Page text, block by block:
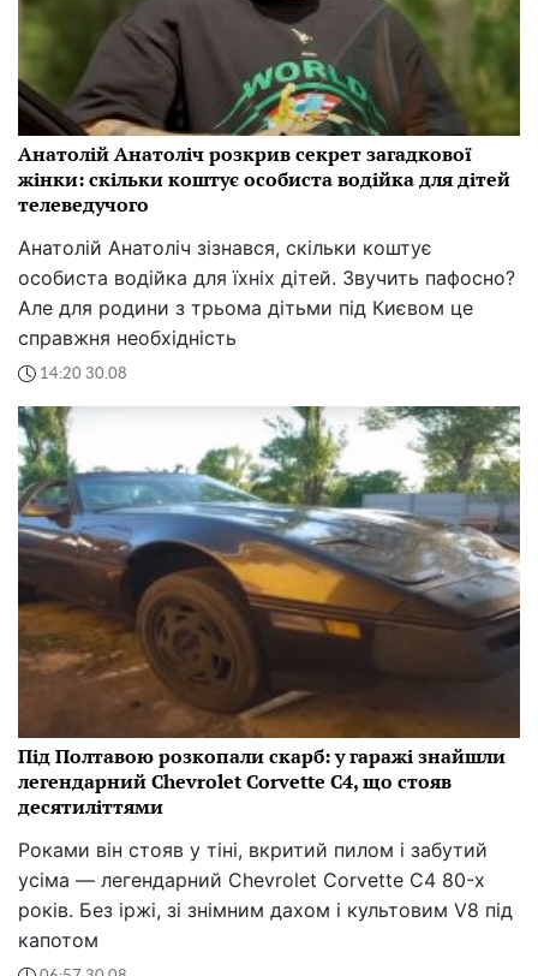
Анатолій Анатоліч розкрив секрет загадкової
жінки: скільки коштує особиста водійка для дітей
телеведучого
Анатолій Анатоліч зізнався, скільки коштує
особиста водійка для їхніх дітей. Звучить пафосно?
Але для родини з трьома дітьми під Києвом це
справжня необхідність
14:20 30.08
Під Полтавою розкопали скарб: у гаражі знайшли
легендарний Chevrolet Corvette C4, що стояв
десятиліттями
Роками він стояв у тіні, вкритий пилом і забутий
усіма — легендарний Chevrolet Corvette C4 80-х
років. Без іржі, зі знімним дахом і культовим V8 під
капотом